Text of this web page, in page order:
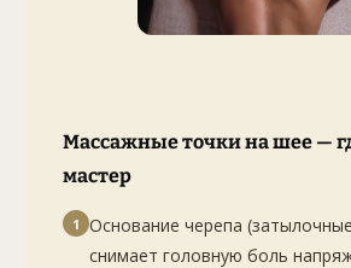
Массажные точки на шее —
мастер
1 Основание черепа
снимает головную боль